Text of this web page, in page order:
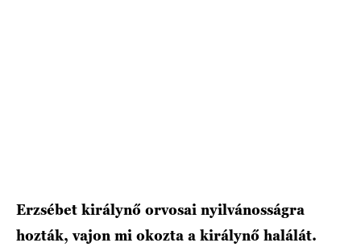
Erzsébet királynő orvosai nyilvánosságra
hozták, vajon mi okozta a királynő halálát.